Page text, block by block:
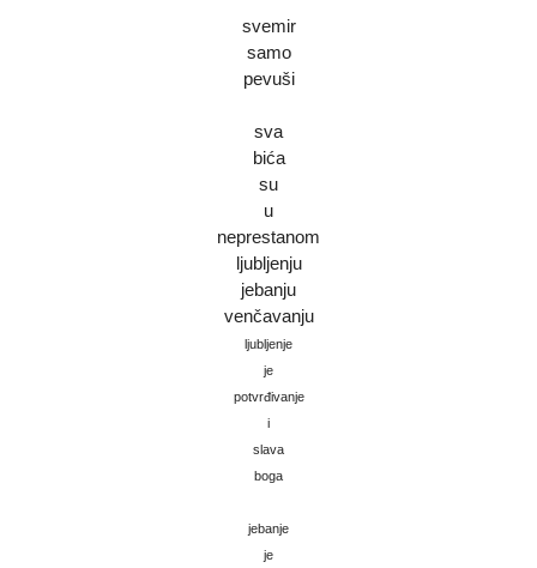
svemir
samo
pevuši
sva
bića
su
u
neprestanom
ljubljenju
jebanju
venčavanju
ljubljenje
je
potvrđivanje
i
slava
boga
jebanje
je